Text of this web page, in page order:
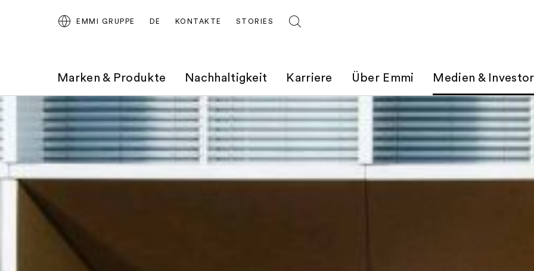
Marken & Produkte Nachhaltigkeit Karriere Über Emmi Medien &
EMMI GRUPPE DE KONTAKTE STORIES